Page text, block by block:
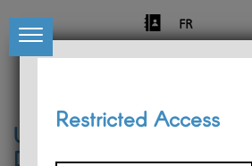
FR
University of Liège
Départment of Philosophy
Restricted Access